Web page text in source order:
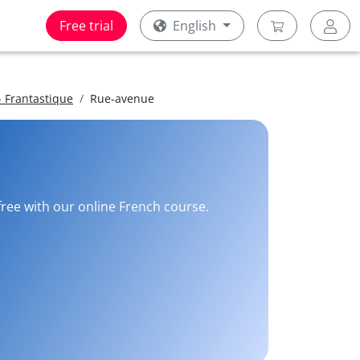
Free trial English
Frantastique Rue-avenue
with our online French course.